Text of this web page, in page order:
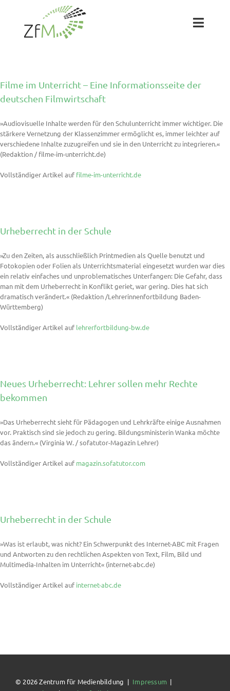
springen
Toggle
Team
Projekte
Filme im Unterricht – Eine Informationsseite der
deutschen Filmwirtschaft
»Audiovisuelle Inhalte werden für den Schulunterricht immer wichtiger. Die
stärkere Vernetzung der Klassenzimmer ermöglicht es, immer leichter auf
verschiedene Inhalte zuzugreifen und sie in den Unterricht zu integrieren.«
(Redaktion / filme-im-unterricht.de)
Vollständiger Artikel auf filme-im-unterricht.de
Urheberrecht in der Schule
»Zu den Zeiten, als ausschließlich Printmedien als Quelle benutzt und
Fotokopien oder Folien als Unterrichtsmaterial eingesetzt wurden war dies
ein relativ einfaches und unproblematisches Unterfangen: Die Gefahr, dass
man mit dem Urheberrecht in Konflikt geriet, war gering. Dies hat sich
dramatisch verändert.« (Redaktion /Lehrerinnenfortbildung Baden-
Württemberg)
Vollständiger Artikel auf lehrerfortbildung-bw.de
Neues Urheberrecht: Lehrer sollen mehr Rechte
bekommen
»Das Urheberrecht sieht für Pädagogen und Lehrkräfte einige Ausnahmen
vor. Praktisch sind sie jedoch zu gering. Bildungsministerin Wanka möchte
das ändern.« (Virginia W. / sofatutor-Magazin Lehrer)
Vollständiger Artikel auf magazin.sofatutor.com
Urheberrecht in der Schule
»Was ist erlaubt, was nicht? Ein Schwerpunkt des Internet-ABC mit Fragen
und Antworten zu den rechtlichen Aspekten von Text, Film, Bild und
Multimedia-Inhalten im Unterricht« (internet-abc.de)
Vollständiger Artikel auf internet-abc.de
© 2026 Zentrum für Medienbildung | Impressum|